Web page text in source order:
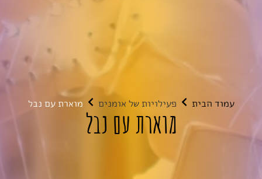
עמוד הבית פעילויות של אומנים מוארת עם נבל
מוארת עם נבל